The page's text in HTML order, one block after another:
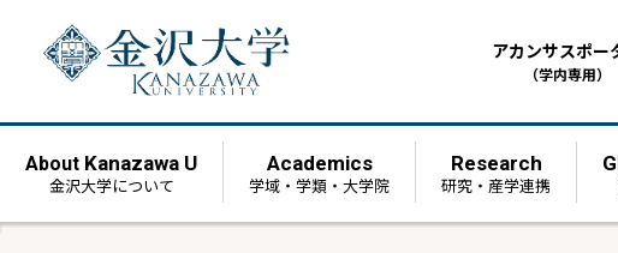
アカンサスポー
（学内専用）
About Kanazawa U
金沢大学について
Academics
学域・学類・大学院
Research
研究・産学連携